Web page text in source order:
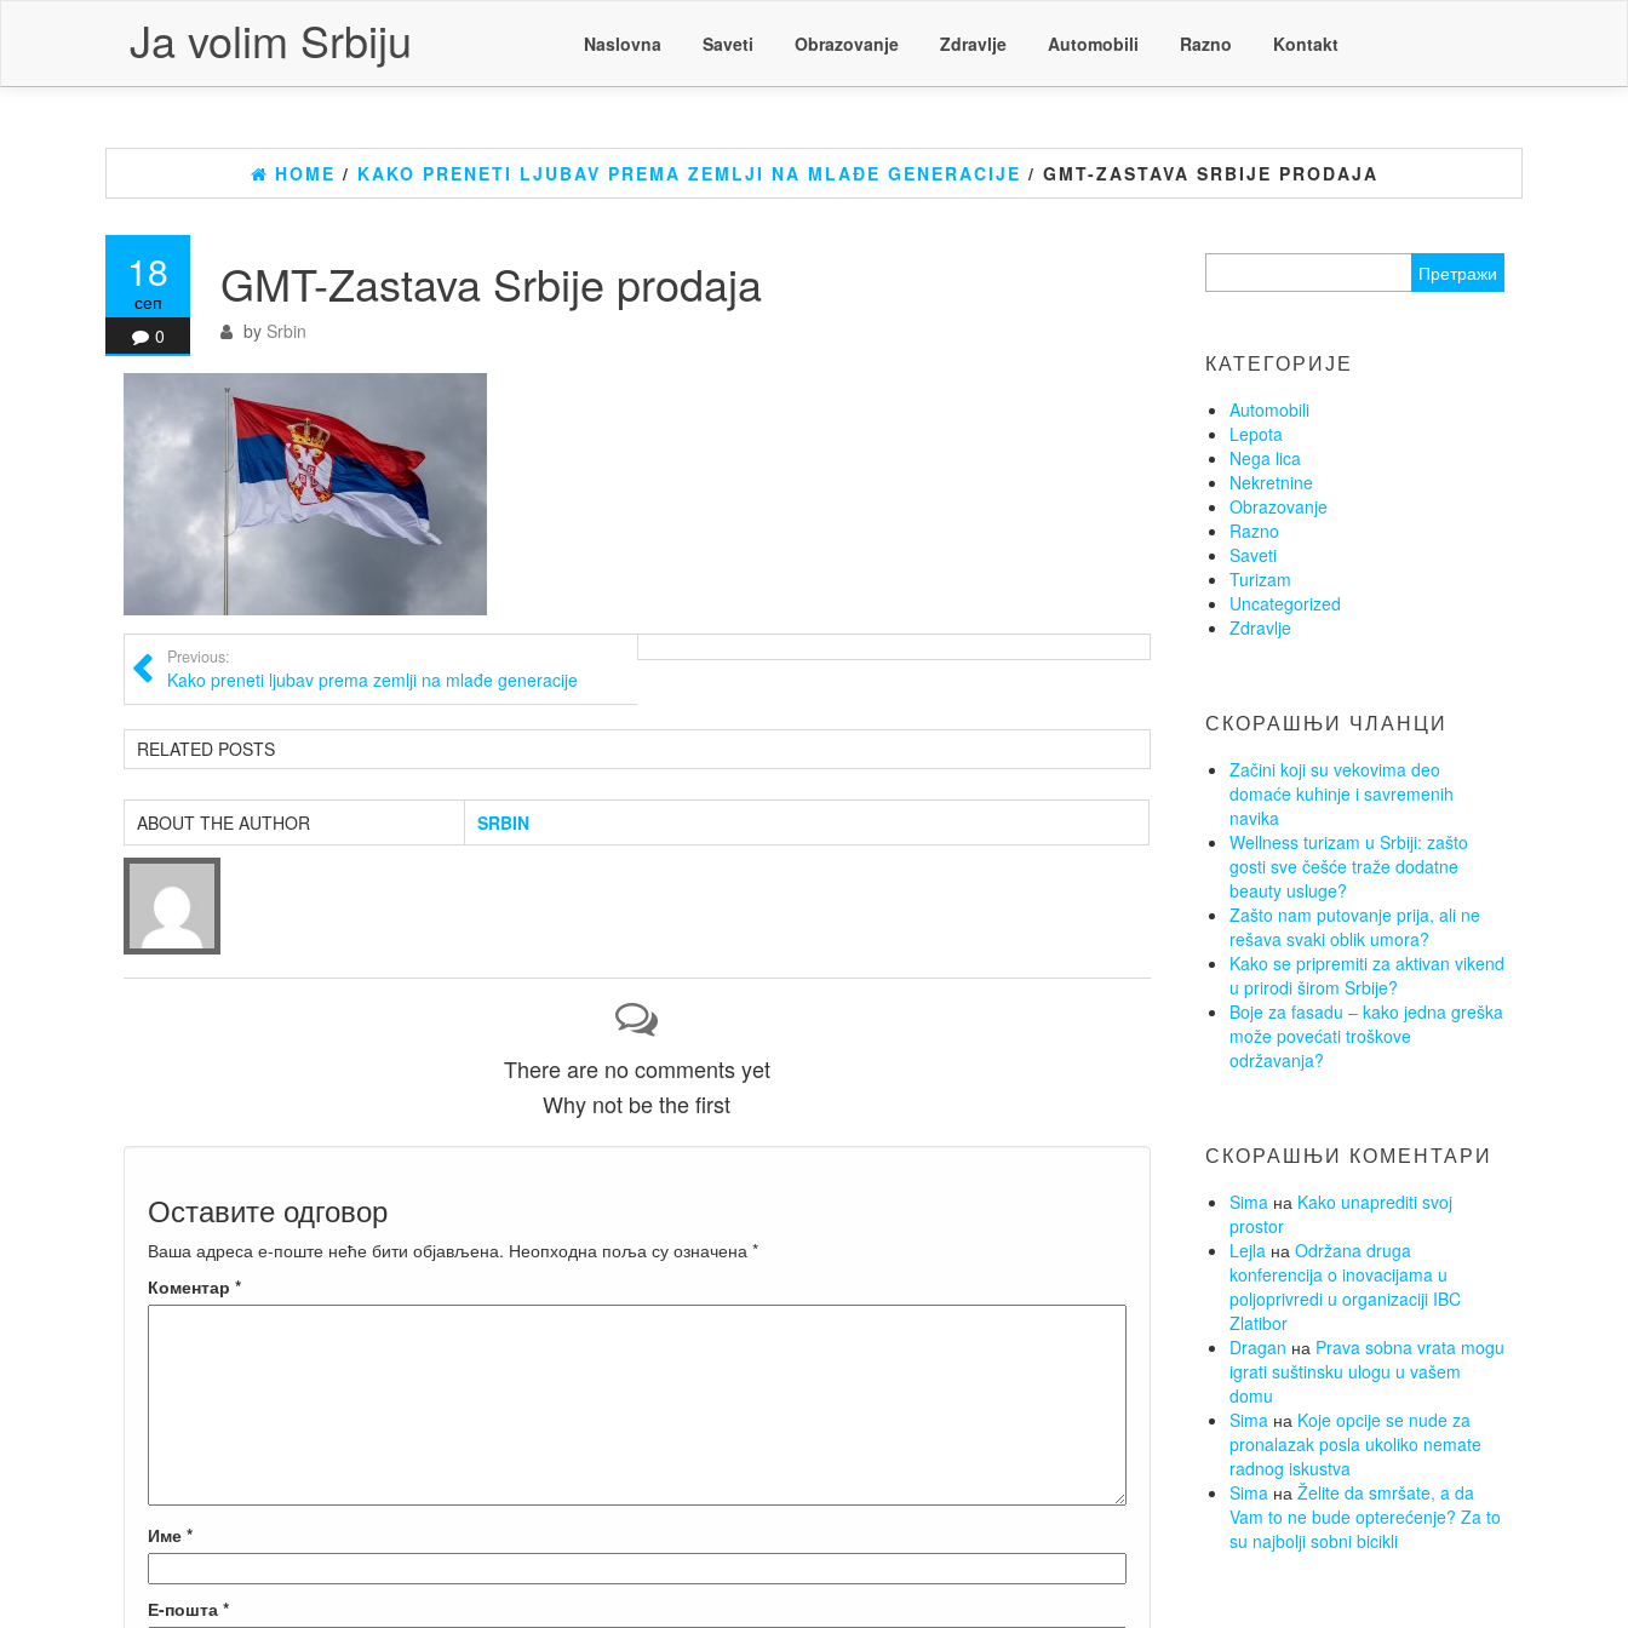
content
Ja volim Srbiju Naslovna Saveti Obrazovanje Zdravlje Automobili Razno Kontakt
HOME / KAKO PRENETI LJUBAV PREMA ZEMLJI NA MLAĐE GENERACIJE / GMT-ZASTAVA SRBIJE PRODAJA
18
сеп
0
GMT-Zastava Srbije prodaja
by Srbin
Previous:
Kako preneti ljubav prema zemlji na mlađe generacije
RELATED POSTS
ABOUT THE AUTHOR SRBIN
There are no comments yet
Why not be the first
Оставите одговор
Ваша адреса е-поште неће бити објављена. Неопходна поља су означена *
Коментар *
Име *
Е-пошта *
за:
КАТЕГОРИЈЕ
Automobili
Lepota
Nega lica
Nekretnine
Obrazovanje
Razno
Saveti
Turizam
Uncategorized
Zdravlje
СКОРАШЊИ ЧЛАНЦИ
Začini koji su vekovima deo
domaće kuhinje i savremenih
navika
Wellness turizam u Srbiji: zašto
gosti sve češće traže dodatne
beauty usluge?
Zašto nam putovanje prija, ali ne
rešava svaki oblik umora?
Kako se pripremiti za aktivan vikend
u prirodi širom Srbije?
Boje za fasadu – kako jedna greška
može povećati troškove
održavanja?
СКОРАШЊИ КОМЕНТАРИ
Simaна Kako unaprediti svoj
prostor
Lejlaна Održana druga
konferencija o inovacijama u
poljoprivredi u organizaciji IBC
Zlatibor
Dragan на Prava sobna vrata mogu
igrati suštinsku ulogu u vašem
domu
Simaна Koje opcije se nude za
pronalazak posla ukoliko nemate
radnog iskustva
Simaна Želite da smršate, a da
Vam to ne bude opterećenje? Za to
su najbolji sobni bicikli